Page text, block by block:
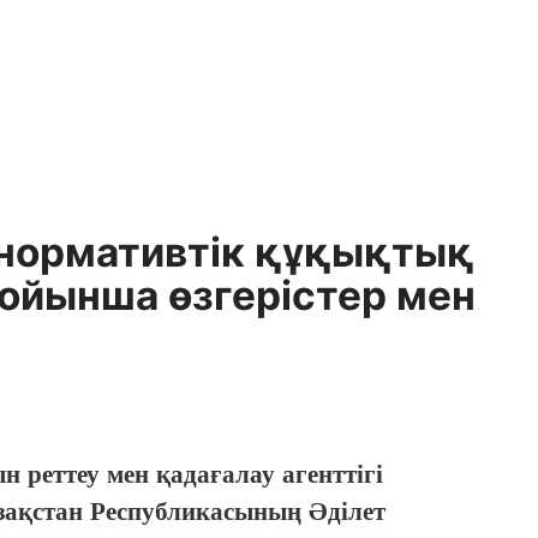
құқықтық
өзгерістер мен
мен қадағалау агенттігі
Республикасының Әділет